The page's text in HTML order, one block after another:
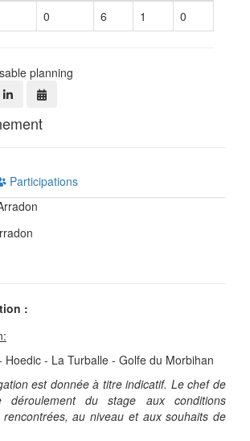
0 6 1 0
planning
Participations
:
Hoedic - La Turballe - Golfe du Morbihan
est donnée à titre indicatif. Le chef de
du stage aux conditions
rencontrées, au niveau et aux souhaits de